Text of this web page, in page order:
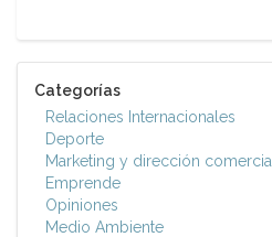
Categorías
Relaciones Internacionales
Deporte
Marketing y dirección comercial
Emprende
Opiniones
Medio Ambiente